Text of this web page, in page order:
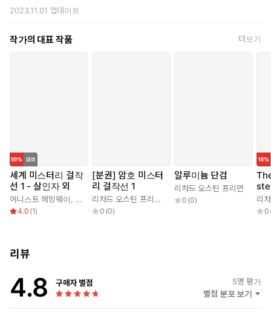
2023.11.01 업데이트
작가의 대표 작품 더보기
세계 미스터리 걸작
선 1 - 살인자 외
어니스트 헤밍웨이 로버트 유스터스,대실 해밋 리차드 오스틴 프리먼 프리
4.0 (1)
[분권] 암호 미스터
리 걸작선 1
리차드 오스틴 프리먼 멜빌 데이비슨 포스트 정태원
0 (0)
알루미늄 단검
리차드 오스틴 프리먼
0 (0) 리
0
리뷰
4.8 구매자 별점 5명 평가
별점 분포 보기